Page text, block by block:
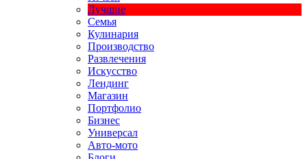
Лучшие
Семья
Кулинария
Производство
Развлечения
Искусство
Лендинг
Магазин
Портфолио
Бизнес
Универсал
Авто-мото